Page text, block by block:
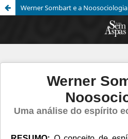
Werner Sombart e a Noosociologia